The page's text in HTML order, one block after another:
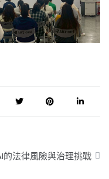
的法律風險與治理挑戰